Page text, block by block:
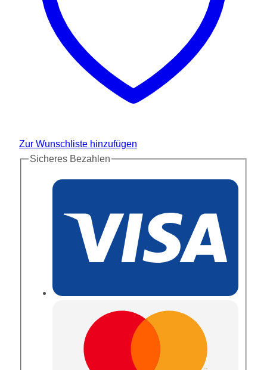
Zur Wunschliste hinzufügen
Sicheres Bezahlen